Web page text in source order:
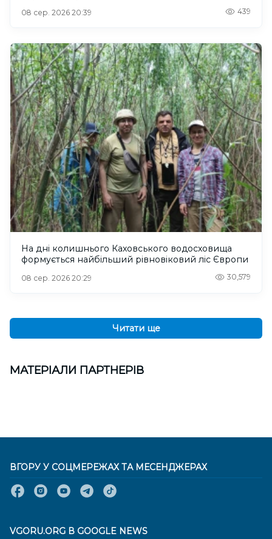
08 сер. 2026 20:39 439
На дні колишнього Каховського водосховища
формується найбільший рівновіковий ліс Європи
08 сер. 2026 20:29 30,579
Читати ще
МАТЕРІАЛИ ПАРТНЕРІВ
ВГОРУ У СОЦМЕРЕЖАХ ТА МЕСЕНДЖЕРАХ
VGORU.ORG В GOOGLE NEWS